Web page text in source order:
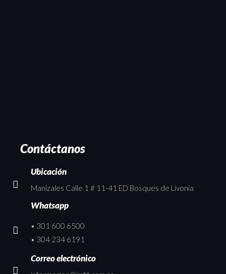
Contáctanos
Ubicación
Manizales Calle 1 # 11-41 ED Bosques de Livonia
Whatsapp
• 301 600 6500
• 304 234 6191
Correo electrónico